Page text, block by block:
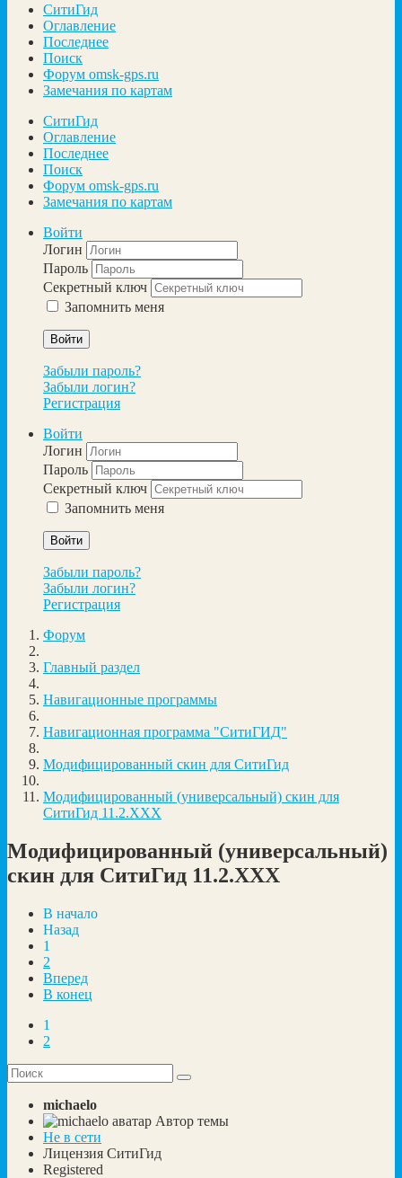
СитиГид
Оглавление
Последнее
Поиск
Форум omsk-gps.ru
Замечания по картам
СитиГид
Оглавление
Последнее
Поиск
Форум omsk-gps.ru
Замечания по картам
Войти
Логин
Пароль
Секретный ключ
Запомнить меня
Войти
Забыли пароль?
Забыли логин?
Регистрация
Войти
Логин
Пароль
Секретный ключ
Запомнить меня
Войти
Забыли пароль?
Забыли логин?
Регистрация
Форум
Главный раздел
Навигационные программы
Навигационная программа "СитиГИД"
Модифицированный скин для СитиГид
Модифицированный (универсальный) скин для
СитиГид 11.2.XXX
Модифицированный (универсальный)
скин для СитиГид 11.2.XXX
В начало
Назад
1
2
Вперед
В конец
1
2
michaelo
Автор темы
Не в сети
Лицензия СитиГид
Registered